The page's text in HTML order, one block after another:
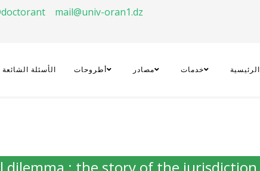
mail@univ-oran1.dz
الرئيسية خدمات مصادر أطروحات الأسئلة الشائعة